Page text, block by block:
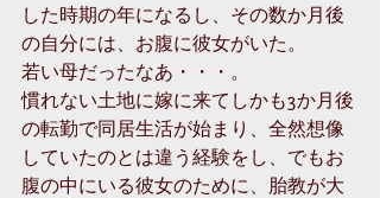
した時期の年になるし、その数か月後
の自分には、お腹に彼女がいた。
若い母だったなあ・・・。
慣れない土地に嫁に来てしかも3か月後
の転勤で同居生活が始まり、全然想像
していたのとは違う経験をし、でもお
腹の中にいる彼女のために、胎教が大